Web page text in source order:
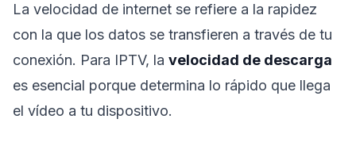
La velocidad de internet se refiere a la rapidez
con la que los datos se transfieren a través de tu
conexión. Para IPTV, la velocidad de descarga
es esencial porque determina lo rápido que llega
el vídeo a tu dispositivo.